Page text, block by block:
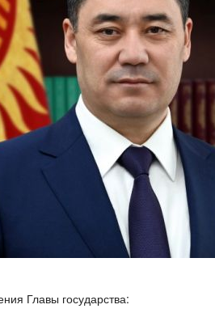
Главы государства: